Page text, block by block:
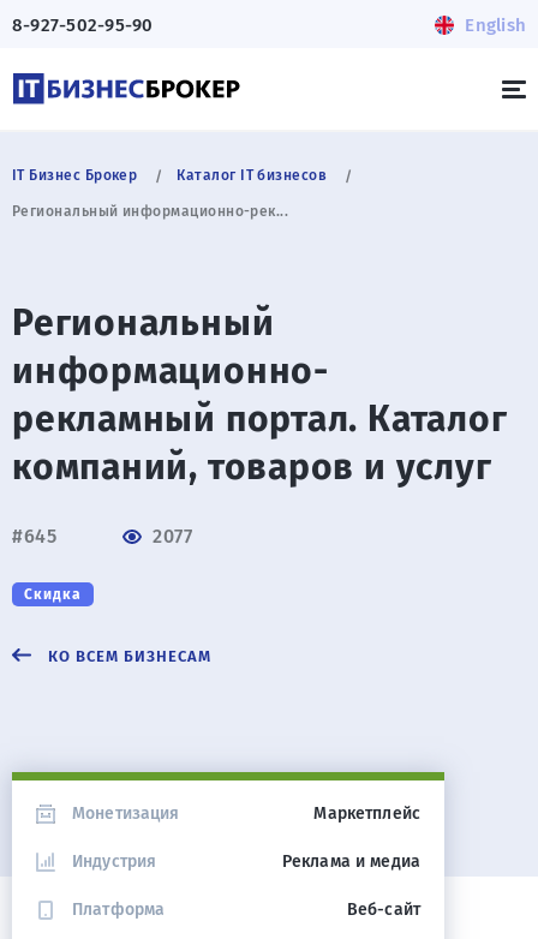
8-927-502-95-90 English
IT Бизнес Брокер Каталог IT бизнесов
Региональный информационно-рек...
Региональный
информационно-
рекламный портал. Каталог
компаний, товаров и услуг
#645 2077
Скидка
КО ВСЕМ БИЗНЕСАМ
Монетизация Маркетплейс
Индустрия Реклама и медиа
Платформа Веб-сайт